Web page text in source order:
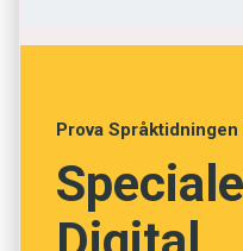
Ålderdomlig
Naiv
Prova